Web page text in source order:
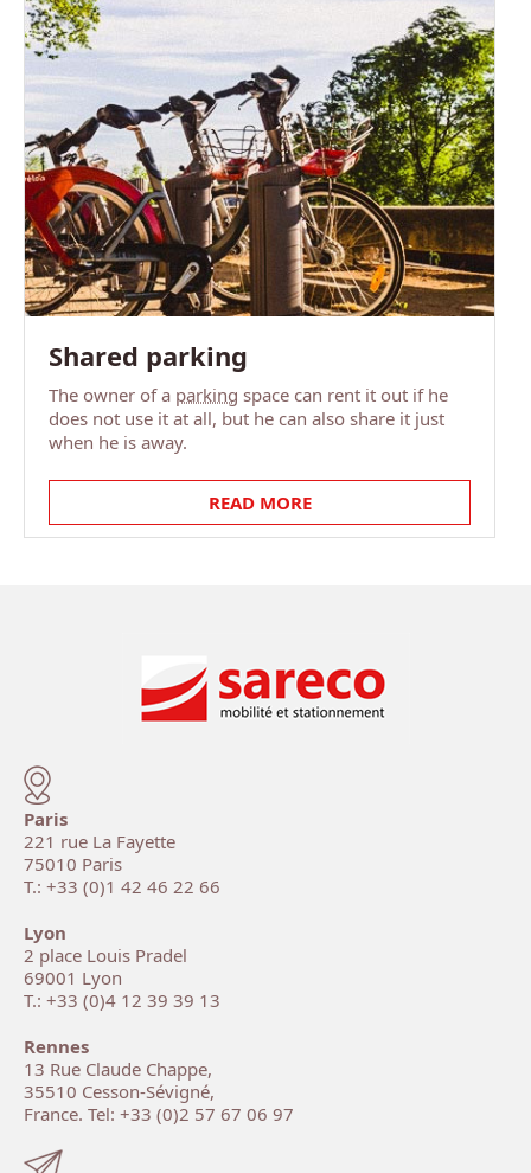
Shared parking
The owner of a parking space can rent it out if he
does not use it at all, but he can also share it just
when he is away.
READ MORE
Paris
221 rue La Fayette
75010 Paris
T.: +33 (0)1 42 46 22 66
Lyon
2 place Louis Pradel
69001 Lyon
T.: +33 (0)4 12 39 39 13
Rennes
13 Rue Claude Chappe,
35510 Cesson-Sévigné,
France. Tel: +33 (0)2 57 67 06 97